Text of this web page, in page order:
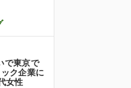
で東京で
ク企業に
女性